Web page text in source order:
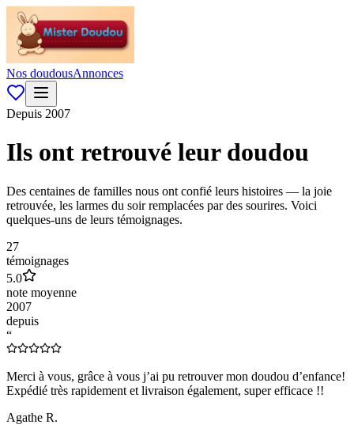
Nos doudousAnnonces
Depuis 2007
Ils ont retrouvé leur doudou
Des centaines de familles nous ont confié leurs histoires — la joie
retrouvée, les larmes du soir remplacées par des sourires. Voici
quelques-uns de leurs témoignages.
27
témoignages
5.0
note moyenne
2007
depuis
“
Merci à vous, grâce à vous j’ai pu retrouver mon doudou d’enfance!
Expédié très rapidement et livraison également, super efficace !!
Agathe R.